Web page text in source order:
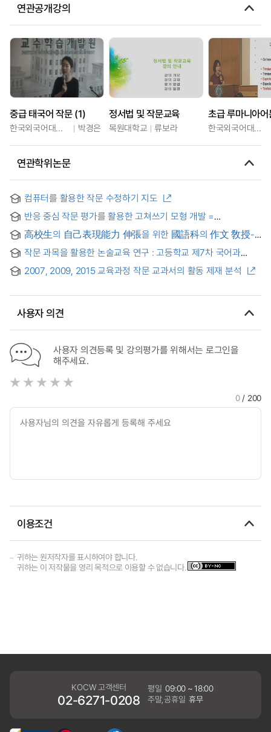
연관공개강의
중급 태국어 작문 (1)
한국외국어대학교 박경은
정서법 및 작문교육
목원대학교 류보라 한국외국어대학교
연관학위논문
컴퓨터를 활용한 작문 수정하기 지도
반응 중심 작문 평가를 활용한 고쳐쓰기 모형 개발 =
Development of Rewrite Model Using Response-focused
Writing Assessment
高校生의 自己表現能力 伸張을 위한 國語科의 作文 敎授-
學習 模型의 開發 硏究
작문 과목을 활용한 논술교육 연구 : 고등학교 제7차 국어과
2007, 2009, 2015 교육과정 작문 교과서의 활동 제재 분석
사용자 의견
사용자 의견등록 및 강의평가를 위해서는 로그인을
해주세요.
0/ 200
이용조건
귀하는 원저작자를 표시하여야 합니다.
귀하는 이 저작물을 영리 목적으로 이용할 수 없습니다.
KOCW 고객센터
02-6271-0208
평일 09:00 ~ 18:00
주말,공휴일 휴무